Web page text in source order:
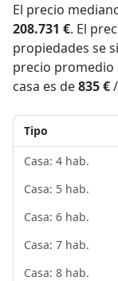
El precio
208.731 €. El
propiedades se
precio promedio
casa es de835 €
Tipo
Casa: 4 hab.
Casa: 5 hab.
Casa: 6 hab.
Casa: 7 hab.
Casa: 8 hab.